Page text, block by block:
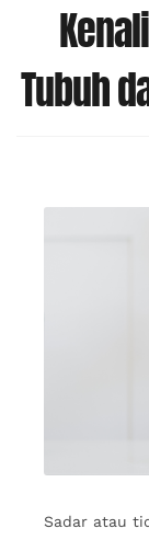
Tubuh
Sadar atau